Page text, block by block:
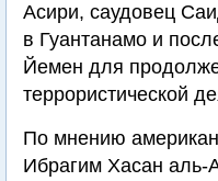
Асири, саудовец
в Гуантанамо и
Йемен для
террористической
По мнению
Ибрагим Хасан аль-